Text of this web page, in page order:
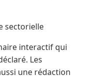
sectorielle
interactif qui
Les
une rédaction